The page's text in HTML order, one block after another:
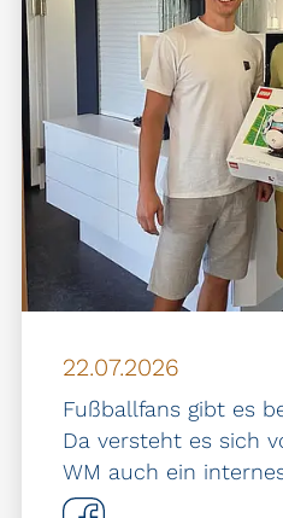
22.07.2026
Fußballfans gibt es
Da versteht es sich
WM auch ein